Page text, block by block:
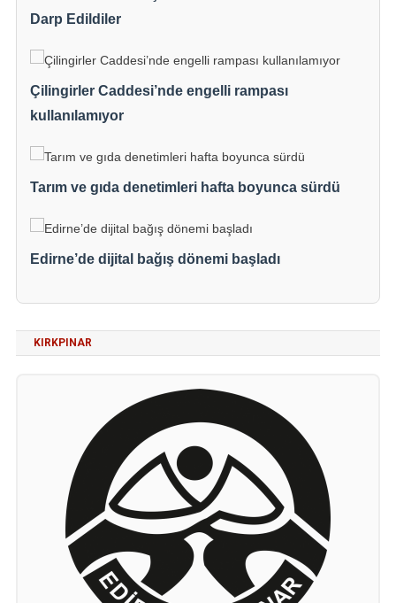
Darp Edildiler
Çilingirler Caddesi’nde engelli rampası
kullanılamıyor
Tarım ve gıda denetimleri hafta boyunca sürdü
Edirne’de dijital bağış dönemi başladı
KIRKPINAR